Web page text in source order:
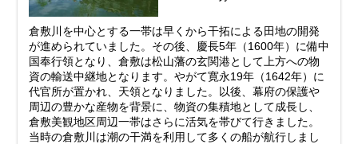
倉敷川を中心とする一帯は早くから干拓による田地の開発
が進められていました。その後、慶長5年（1600年）に備中
国奉行領となり、倉敷は松山藩の玄関港として上方への物
資の輸送中継地となります。やがて寛永19年（1642年）に
代官所が置かれ、天領となりました。以後、幕府の保護や
周辺の豊かな産物を背景に、物資の集積地として成長し、
倉敷美観地区周辺一帯はさらに活気を帯びて行きました。
当時の倉敷川は潮の干満を利用して多くの船が航行しまし